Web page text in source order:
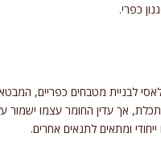
כפרי.
לבניית מטבחים כפריים,
תכלת, אך עדין החומר עצמו
ומתאים לתנאים אחרים.